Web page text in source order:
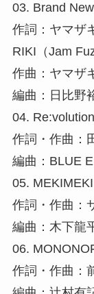
03. Brand
作詞：ヤマザ
RIKI（Jam
作曲：ヤマザ
編曲：日比野
04. Re:volution
作詞・作曲：
編曲：BLUE
05. MEKIMEKI
作詞・作曲：
編曲：木下龍
06.
作詞・作曲：